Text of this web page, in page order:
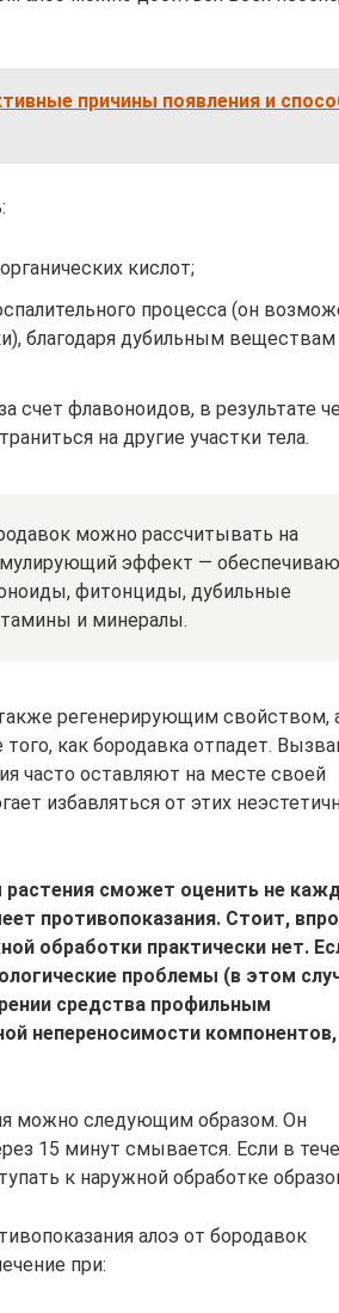
причины появления и
кислот;
процесса (он
благодаря дубильным веществам
флавоноидов, в результате
на другие участки тела.
можно рассчитывать на
эффект —
фитонциды, дубильные
и минералы.
регенерирующим свойством,
как бородавка отпадет.
часто оставляют на месте своей
избавляться от этих
сможет оценить не
противопоказания. Стоит,
обработки практически нет.
проблемы (в этом
средства профильным
непереносимости
можно следующим образом. Он
15 минут смывается. Если в
к наружной обработке
алоэ от бородавок
при: